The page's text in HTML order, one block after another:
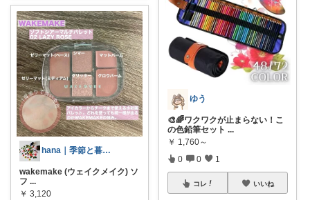
hana｜季節と暮らしの余白だより
wakemake (ウェイクメイク) ソ
フ ...
￥ 3,120
ゆう
🎨🌈ワクワクが止まらない！こ
の色鉛筆セット ...
￥ 1,760～
0 0 1
コレ いいね